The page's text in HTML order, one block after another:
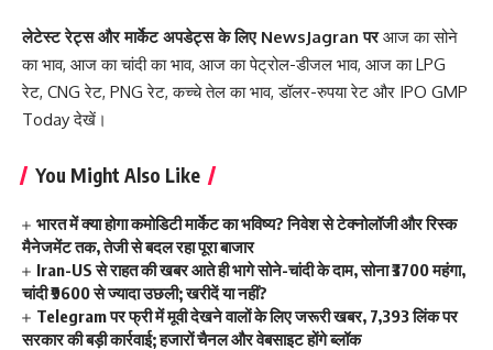
लेटेस्ट रेट्स और मार्केट अपडेट्स के लिए NewsJagran पर आज का सोने
का भाव, आज का चांदी का भाव, आज का पेट्रोल-डीजल भाव, आज का LPG
रेट, CNG रेट, PNG रेट,कच्चे तेल का भाव,डॉलर-रुपया रेट और IPO GMP
Todayदेखें।
You Might Also Like
भारत में क्या होगा कमोडिटी मार्केट का भविष्य? निवेश से टेक्नोलॉजी और रिस्क
मैनेजमेंट तक, तेजी से बदल रहा पूरा बाजार
Iran-US से राहत की खबर आते ही भागे सोने-चांदी के दाम, सोना ₹3700 महंगा,
चांदी ₹9600 से ज्यादा उछली; खरीदें या नहीं?
Telegram पर फ्री में मूवी देखने वालों के लिए जरूरी खबर, 7,393 लिंक पर
सरकार की बड़ी कार्रवाई; हजारों चैनल और वेबसाइट होंगे ब्लॉक